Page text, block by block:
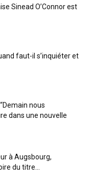
Sinead O’Connor est
faut-il s’inquiéter et
nous
dans une nouvelle
à Augsbourg,
du titre...